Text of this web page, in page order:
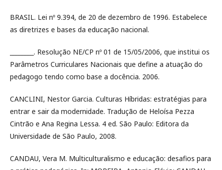
BRASIL. Lei nº 9.394, de 20 de dezembro de 1996. Estabelece
as diretrizes e bases da educação nacional.
________. Resolução NE/CP nº 01 de 15/05/2006, que institui os
Parâmetros Curriculares Nacionais que define a atuação do
pedagogo tendo como base a docência. 2006.
CANCLINI, Nestor Garcia. Culturas Híbridas: estratégias para
entrar e sair da modernidade. Tradução de Heloísa Pezza
Cintrão e Ana Regina Lessa. 4 ed. São Paulo: Editora da
Universidade de São Paulo, 2008.
CANDAU, Vera M. Multiculturalismo e educação: desafios para